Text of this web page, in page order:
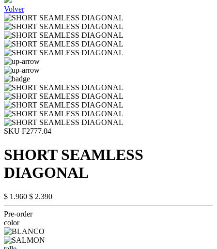
Volver
SKU F2777.04
SHORT SEAMLESS
DIAGONAL
$ 1.960 $ 2.390
Pre-order
color